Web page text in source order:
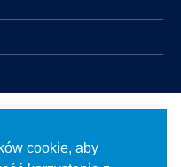
cookie, aby